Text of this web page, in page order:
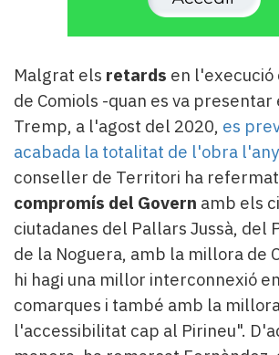
Malgrat els retards en
de Comiols -quan es va
Tremp, a l'agost del 2020, es
acabada la totalitat de l'obra
conseller de Territori ha
compromís del Govern amb els
ciutadanes del Pallars Jussà, del
de la Noguera, amb la millora de
hi hagi una millor interconnexió
comarques i també amb la
l'accessibilitat cap al Pirineu".